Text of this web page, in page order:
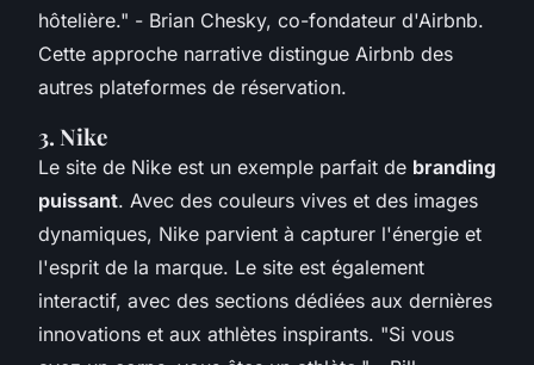
hôtelière." - Brian Chesky, co-fondateur d'Airbnb.
Cette approche narrative distingue Airbnb des
autres plateformes de réservation.
3. Nike
Le site de Nike est un exemple parfait de branding
puissant. Avec des couleurs vives et des images
dynamiques, Nike parvient à capturer l'énergie et
l'esprit de la marque. Le site est également
interactif, avec des sections dédiées aux dernières
innovations et aux athlètes inspirants. "Si vous